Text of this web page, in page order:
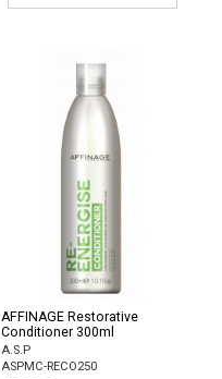
AFFINAGE Restorative
Conditioner 300ml
A.S.P
ASPMC-RECO250